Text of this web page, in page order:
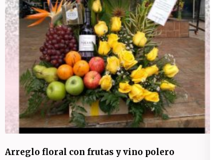
Arreglo floral con frutas y vino polero